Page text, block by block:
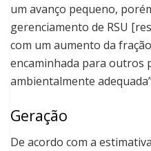
um avanço pequeno,
gerenciamento de RSU
com um aumento da
encaminhada para outros
ambientalmente
Geração
De acordo com a